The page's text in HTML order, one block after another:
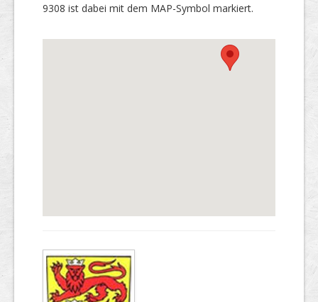
9308 ist dabei mit dem MAP-Symbol markiert.